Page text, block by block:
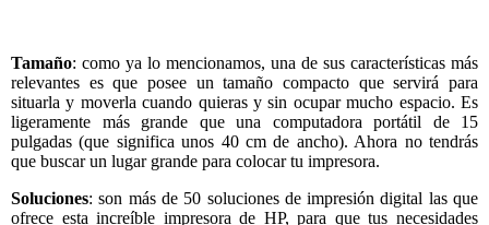
Tamaño: como ya lo mencionamos, una de sus características más
relevantes es que posee un tamaño compacto que servirá para
situarla y moverla cuando quieras y sin ocupar mucho espacio. Es
ligeramente más grande que una computadora portátil de 15
pulgadas (que significa unos 40 cm de ancho). Ahora no tendrás
que buscar un lugar grande para colocar tu impresora.
Soluciones: son más de 50 soluciones de impresión digital las que
ofrece esta increíble impresora de HP, para que tus necesidades